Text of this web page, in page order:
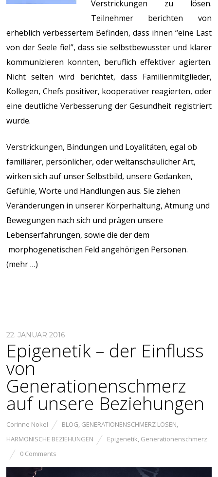
Verstrickungen zu lösen.
Teilnehmer berichten von
erheblich verbessertem Befinden, dass ihnen “eine Last
von der Seele fiel”, dass sie selbstbewusster und klarer
kommunizieren konnten, beruflich effektiver agierten.
Nicht selten wird berichtet, dass Familienmitglieder,
Kollegen, Chefs positiver, kooperativer reagierten, oder
eine deutliche Verbesserung der Gesundheit registriert
wurde.
Verstrickungen, Bindungen und Loyalitäten, egal ob
familiärer, persönlicher, oder weltanschaulicher Art,
wirken sich auf unser Selbstbild, unsere Gedanken,
Gefühle, Worte und Handlungen aus. Sie ziehen
Veränderungen in unserer Körperhaltung, Atmung und
Bewegungen nach sich und prägen unsere
Lebenserfahrungen, sowie die der dem
morphogenetischen Feld angehörigen Personen.
(mehr …)
22. JANUAR 2016
Epigenetik – der Einfluss
von
Generationenschmerz
auf unsere Beziehungen
Corinne Nokel BLOG, GENERATIONENSCHMERZ LÖSEN,
HARMONISCHE BEZIEHUNGEN
Epigenetik, Generationenschmerz
0 Comments